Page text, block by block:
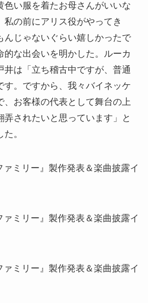
色い服を着たお母さんがいいな
私の前にアリス役がやってき
んじゃないぐらい嬉しかったで
的な出会いを明かした。ルーカ
井は「立ち稽古中ですが、普通
す。ですから、我々バイネッケ
、お客様の代表として舞台の上
弄されたいと思っています」と
。